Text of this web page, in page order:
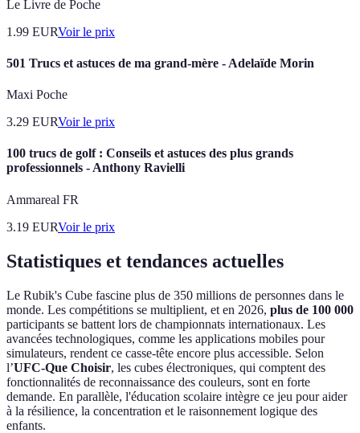
Le Livre de Poche
1.99 EURVoir le prix
501 Trucs et astuces de ma grand-mère - Adelaïde Morin
Maxi Poche
3.29 EURVoir le prix
100 trucs de golf : Conseils et astuces des plus grands
professionnels - Anthony Ravielli
Ammareal FR
3.19 EURVoir le prix
Statistiques et tendances actuelles
Le Rubik's Cube fascine plus de 350 millions de personnes dans le
monde. Les compétitions se multiplient, et en 2026, plus de 100 000
participants se battent lors de championnats internationaux. Les
avancées technologiques, comme les applications mobiles pour
simulateurs, rendent ce casse-tête encore plus accessible. Selon
l’UFC-Que Choisir, les cubes électroniques, qui comptent des
fonctionnalités de reconnaissance des couleurs, sont en forte
demande. En parallèle, l'éducation scolaire intègre ce jeu pour aider
à la résilience, la concentration et le raisonnement logique des
enfants.